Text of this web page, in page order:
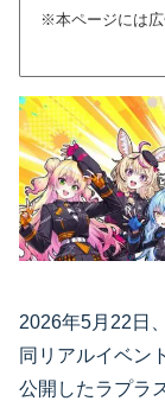
※本ページには
2026年5月22日
同リアルイベン
公開したラプラ